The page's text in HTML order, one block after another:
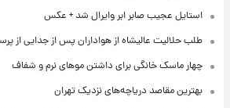
استایل عجیب صابر ابر وایرال شد + عکس
طلب حلالیت عالیشاه از هواداران پس از جدایی از
چهار ماسک خانگی برای داشتن موهای نرم و شفاف
بهترین مقاصد دریاچه‌های نزدیک تهران